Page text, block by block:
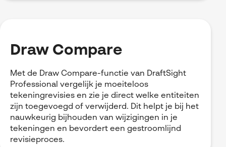
Draw Compare
Met de Draw Compare-functie van DraftSight
Professional vergelijk je moeiteloos
tekeningrevisies en zie je direct welke entiteiten
zijn toegevoegd of verwijderd. Dit helpt je bij het
nauwkeurig bijhouden van wijzigingen in je
tekeningen en bevordert een gestroomlijnd
revisieproces.